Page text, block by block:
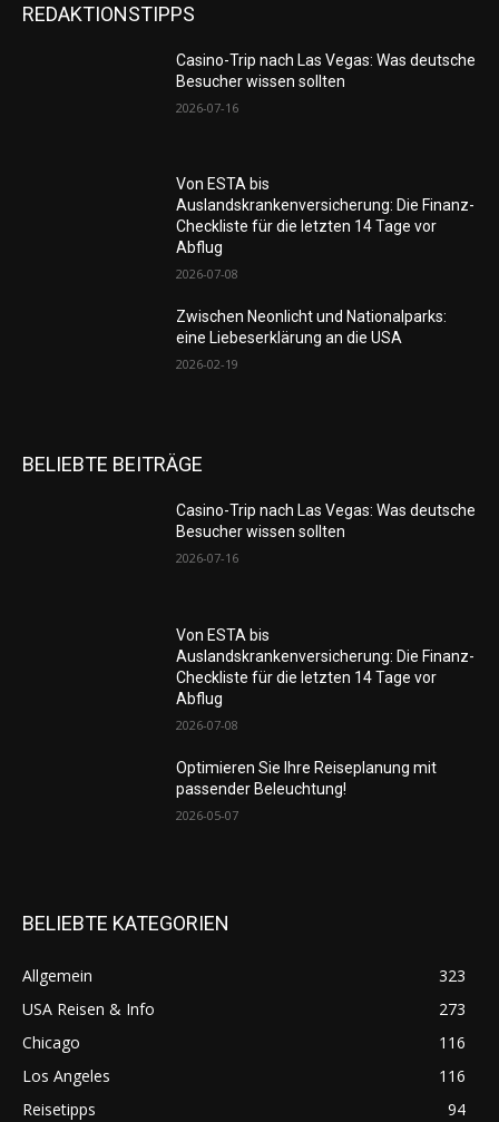
REDAKTIONSTIPPS
Casino-Trip nach Las Vegas: Was deutsche
Besucher wissen sollten
2026-07-16
Von ESTA bis
Auslandskrankenversicherung: Die Finanz-
Checkliste für die letzten 14 Tage vor
Abflug
2026-07-08
Zwischen Neonlicht und Nationalparks:
eine Liebeserklärung an die USA
2026-02-19
BELIEBTE BEITRÄGE
Casino-Trip nach Las Vegas: Was deutsche
Besucher wissen sollten
2026-07-16
Von ESTA bis
Auslandskrankenversicherung: Die Finanz-
Checkliste für die letzten 14 Tage vor
Abflug
2026-07-08
Optimieren Sie Ihre Reiseplanung mit
passender Beleuchtung!
2026-05-07
BELIEBTE KATEGORIEN
Allgemein
323
USA Reisen & Info
273
Chicago
116
Los Angeles
116
Reisetipps
94